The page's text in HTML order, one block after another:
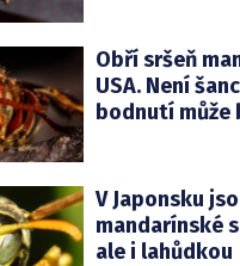
Obří sršeň
USA. Není
bodnutí může
V Japonsku
mandarínské
ale i lahůdkou